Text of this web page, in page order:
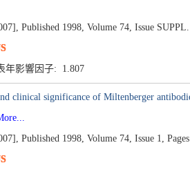
Published 1998, Volume 74, Issue SUPPL.
年影響因子: 1.807
clinical significance of Miltenberger
Published 1998, Volume 74, Issue 1,